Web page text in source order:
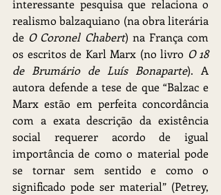
interessante pesquisa que relaciona o
realismo balzaquiano (na obra literária
de O Coronel Chabert) na França com
os escritos de Karl Marx (no livro O 18
de Brumário de Luís Bonaparte). A
autora defende a tese de que “Balzac e
Marx estão em perfeita concordância
com a exata descrição da existência
social requerer acordo de igual
importância de como o material pode
se tornar sem sentido e como o
significado pode ser material” (Petrey,